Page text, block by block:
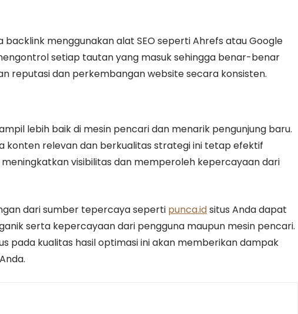
menggunakan alat SEO seperti Ahrefs atau Google
setiap tautan yang masuk sehingga benar-benar
reputasi dan perkembangan website secara konsisten.
lebih baik di mesin pencari dan menarik pengunjung baru.
konten relevan dan berkualitas strategi ini tetap efektif
visibilitas dan memperoleh kepercayaan dari
dari sumber tepercaya seperti punca.idsitus Anda dapat
serta kepercayaan dari pengguna maupun mesin pencari.
pada kualitas hasil optimasi ini akan memberikan dampak